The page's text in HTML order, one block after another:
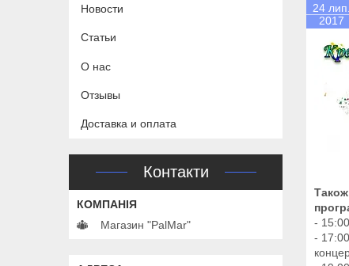
24 лип.
2017
-
-
Новости
Статьи
О нас
Отзывы
Доставка и оплата
Контакти
Магазин "PalMar"